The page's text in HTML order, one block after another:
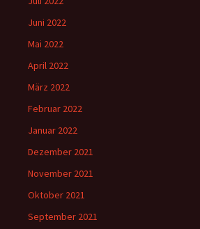
Juni 2022
Mai 2022
April 2022
März 2022
Februar 2022
Januar 2022
Dezember 2021
November 2021
Oktober 2021
September 2021